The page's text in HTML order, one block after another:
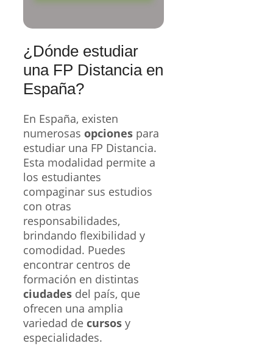
¿Dónde estudiar
una FP Distancia en
España?
En España, existen
numerosas opciones para
estudiar una FP Distancia.
Esta modalidad permite a
los estudiantes
compaginar sus estudios
con otras
responsabilidades,
brindando flexibilidad y
comodidad. Puedes
encontrar centros de
formación en distintas
ciudades del país, que
ofrecen una amplia
variedad de cursos y
especialidades.